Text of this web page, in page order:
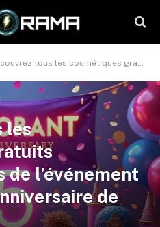
tous les cosmétiques gratuits disponibles lors de l’événement du cinquième anniversaire de VALORANT
les
l’événement
de